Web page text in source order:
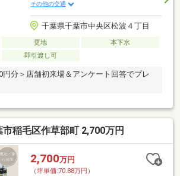
その他の交通
千葉県千葉市中央区松波４丁目
更地
本下水
即引渡し可
円分＞店舗初来場＆アンケート回答でプレ
稲毛区作草部町 2,700万円
2,700万円
（坪単価:70.88万円）